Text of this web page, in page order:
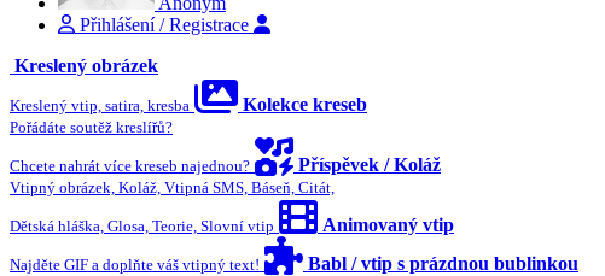
Přihlášení / Registrace
Kreslený obrázek
Kreslený vtip, satira, kresba Kolekce kreseb
Pořádáte soutěž kreslířů?
Chcete nahrát více kreseb najednou? Příspěvek / Koláž
Vtipný obrázek, Koláž, Vtipná SMS, Báseň, Citát,
Dětská hláška, Glosa, Teorie, Slovní vtip Animovaný vtip
Najděte GIF a doplňte váš vtipný text! Babl / vtip s prázdnou bublinkou